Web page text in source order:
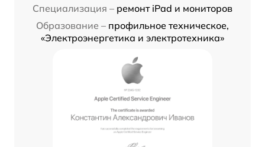
Специализация – ремонт iPad и мониторов
Образование – профильное техническое,
«Электроэнергетика и электротехника»